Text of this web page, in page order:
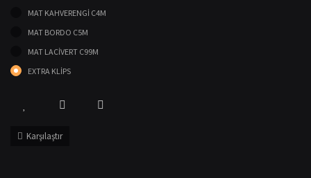
MAT KAHVERENGİ C4M
MAT BORDO C5M
MAT LACİVERT C99M
EXTRA KLİPS
Karşılaştır